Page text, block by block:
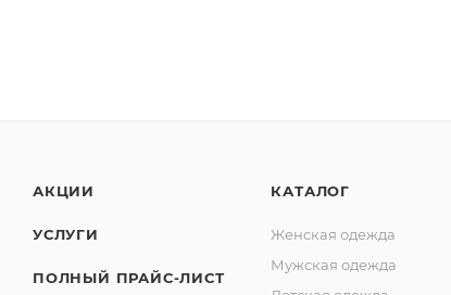
АКЦИИ
УСЛУГИ
ПОЛНЫЙ ПРАЙС-ЛИСТ
КАТАЛОГ
Женская одежда
Мужская одежда